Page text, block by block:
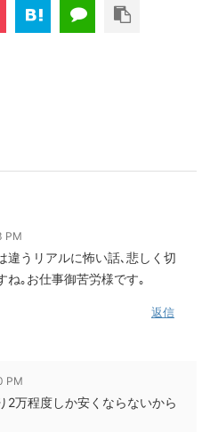
PM
違うリアルに怖い話､悲しく切
ね｡お仕事御苦労様です｡
返信
PM
2万程度しか安くならないから